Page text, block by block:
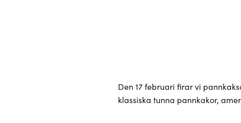
Den 17 februari firar vi
klassiska tunna pannkakor,